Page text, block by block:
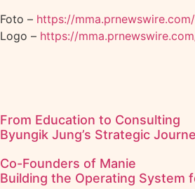
Foto – https://mma.prnewswire.com/
Logo – https://
From Education to Consulting
Byungik Jung’s Strategic
Co-Founders of Manie
Building the Operating System